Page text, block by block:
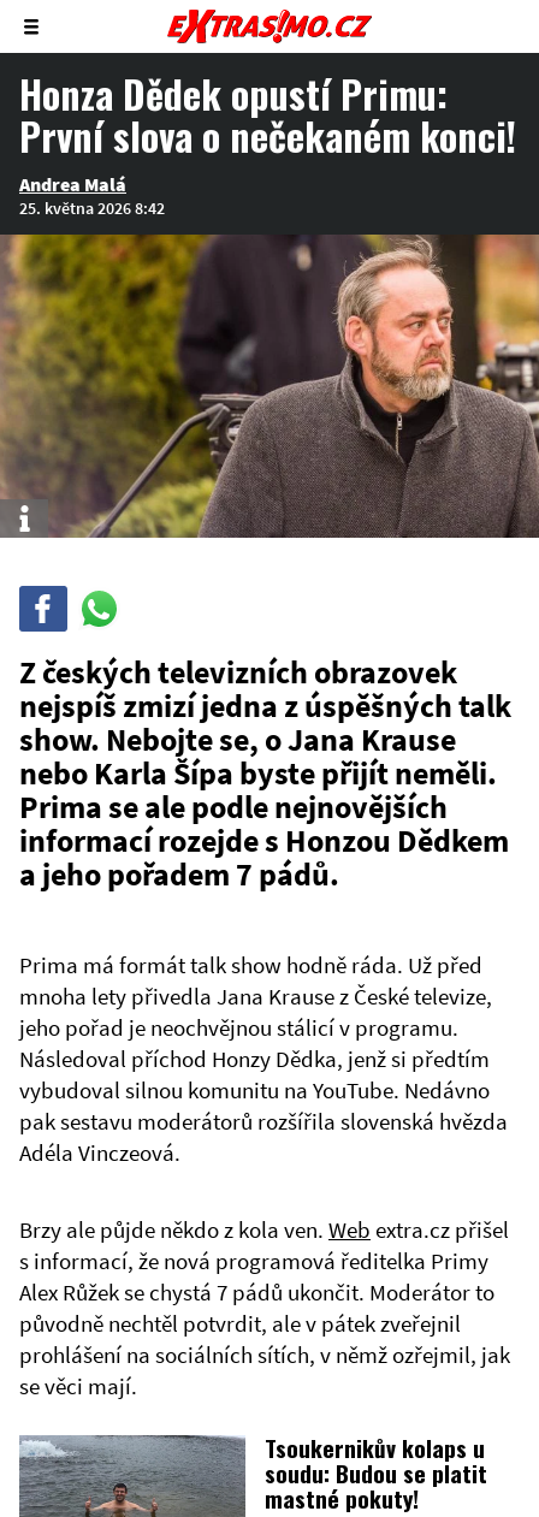
Zobrazit/skrýt
menu
Honza Dědek opustí Primu:
První slova o nečekaném konci!
Andrea Malá
25. května 2026 8:42
Info
Sdílej
WhatsAppu
Z českých televizních obrazovek
nejspíš zmizí jedna z úspěšných talk
show. Nebojte se, o Jana Krause
nebo Karla Šípa byste přijít neměli.
Prima se ale podle nejnovějších
informací rozejde s Honzou Dědkem
a jeho pořadem 7 pádů.
Prima má formát talk show hodně ráda. Už před
mnoha lety přivedla Jana Krause z České televize,
jeho pořad je neochvějnou stálicí v programu.
Následoval příchod Honzy Dědka, jenž si předtím
vybudoval silnou komunitu na YouTube. Nedávno
pak sestavu moderátorů rozšířila slovenská hvězda
Adéla Vinczeová.
Brzy ale půjde někdo z kola ven. Web extra.cz přišel
s informací, že nová programová ředitelka Primy
Alex Růžek se chystá 7 pádů ukončit. Moderátor to
původně nechtěl potvrdit, ale v pátek zveřejnil
prohlášení na sociálních sítích, v němž ozřejmil, jak
se věci mají.
Tsoukernikův kolaps u
soudu: Budou se platit
mastné pokuty!